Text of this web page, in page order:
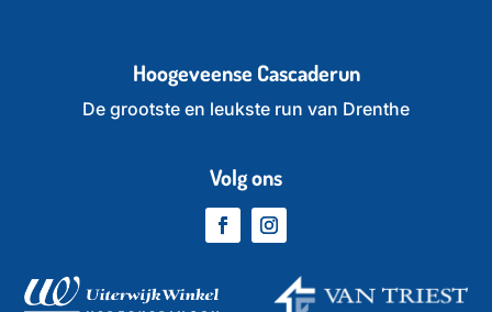
Hoogeveense Cascaderun
De grootste en leukste run van Drenthe
Volg ons